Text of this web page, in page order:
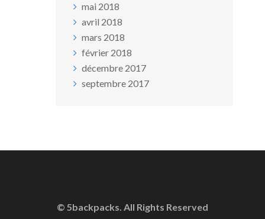
mai 2018
avril 2018
mars 2018
février 2018
décembre 2017
septembre 2017
© 5backpacks. All Rights Reserved